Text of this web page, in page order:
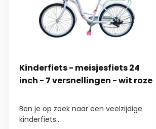
Kinderfiets - meisjesfiets 24
inch - 7 versnellingen - wit roze
Ben je op zoek naar een veelzijdige
kinderfiets...